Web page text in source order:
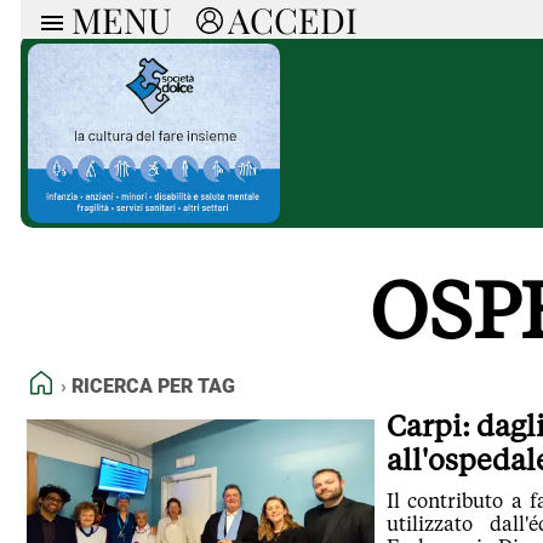
MENU ACCEDI
ARTICOLI
Politica
Economia
Società
La Nera
Che Cultura
Tutti gli Articoli
Ricerca
HOME
RICERCA PER TAG
Carpi:
Il contributo a
utilizzato